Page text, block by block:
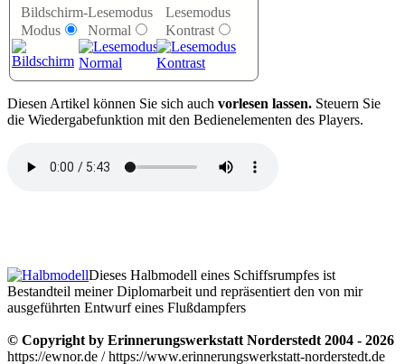
Bildschirm-
Modus
Lesemodus
Normal
Lesemodus
Kontrast
Diesen Artikel können Sie sich auch vorlesen lassen. Steuern Sie
die Wiedergabefunktion mit den Bedienelementen des Players.
Dieses Halbmodell eines Schiffsrumpfes ist
Bestandteil meiner Diplomarbeit und repräsentiert den von mir
ausgeführten Entwurf eines Flußdampfers
© Copyright by Erinnerungswerkstatt Norderstedt 2004 - 2026
https://ewnor.de / https://www.erinnerungswerkstatt-norderstedt.de